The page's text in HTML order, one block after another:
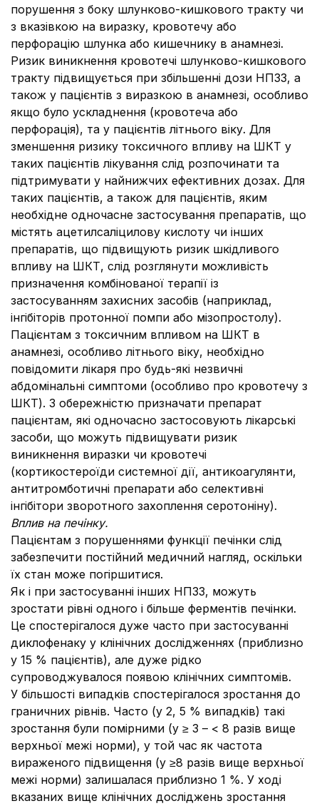
порушення з боку шлунково-кишкового тракту чи
з вказівкою на виразку, кровотечу або
перфорацію шлунка або кишечнику в анамнезі.
Ризик виникнення кровотечі шлунково-кишкового
тракту підвищується при збільшенні дози НПЗЗ, а
також у пацієнтів з виразкою в анамнезі, особливо
якщо було ускладнення (кровотеча або
перфорація), та у пацієнтів літнього віку. Для
зменшення ризику токсичного впливу на ШКТ у
таких пацієнтів лікування слід розпочинати та
підтримувати у найнижчих ефективних дозах. Для
таких пацієнтів, а також для пацієнтів, яким
необхідне одночасне застосування препаратів, що
містять ацетилсаліцилову кислоту чи інших
препаратів, що підвищують ризик шкідливого
впливу на ШКТ, слід розглянути можливість
призначення комбінованої терапії із
застосуванням захисних засобів (наприклад,
інгібіторів протонної помпи або мізопростолу).
Пацієнтам з токсичним впливом на ШКТ в
анамнезі, особливо літнього віку, необхідно
повідомити лікаря про будь-які незвичні
абдомінальні симптоми (особливо про кровотечу з
ШКТ). З обережністю призначати препарат
пацієнтам, які одночасно застосовують лікарські
засоби, що можуть підвищувати ризик
виникнення виразки чи кровотечі
(кортикостероїди системної дії, антикоагулянти,
антитромботичні препарати або селективні
інгібітори зворотного захоплення серотоніну).
Вплив на печінку.
Пацієнтам з порушеннями функції печінки слід
забезпечити постійний медичний нагляд, оскільки
їх стан може погіршитися.
Як і при застосуванні інших НПЗЗ, можуть
зростати рівні одного і більше ферментів печінки.
Це спостерігалося дуже часто при застосуванні
диклофенаку у клінічних дослідженнях (приблизно
у 15 % пацієнтів), але дуже рідко
супроводжувалося появою клінічних симптомів.
У більшості випадків спостерігалося зростання до
граничних рівнів. Часто (у 2, 5 % випадків) такі
зростання були помірними (у ≥ 3 – < 8 разів вище
верхньої межі норми), у той час як частота
вираженого підвищення (у ≥8 разів вище верхньої
межі норми) залишалася приблизно 1 %. У ході
вказаних вище клінічних досліджень зростання